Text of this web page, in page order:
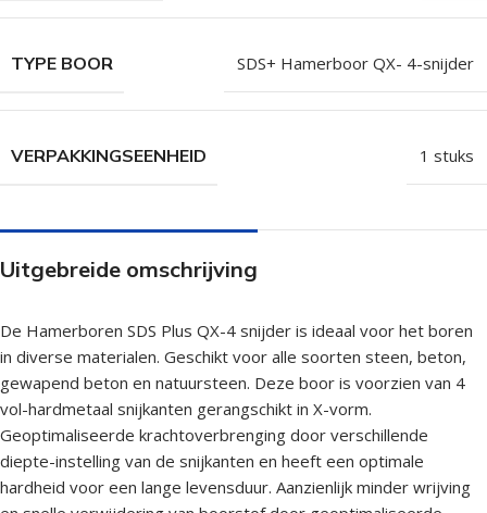
TYPE BOOR SDS+ Hamerboor QX- 4-snijder
VERPAKKINGSEENHEID 1 stuks
Uitgebreide omschrijving
De Hamerboren SDS Plus QX-4 snijder is ideaal voor het boren
in diverse materialen. Geschikt voor alle soorten steen, beton,
gewapend beton en natuursteen. Deze boor is voorzien van 4
vol-hardmetaal snijkanten gerangschikt in X-vorm.
Geoptimaliseerde krachtoverbrenging door verschillende
diepte-instelling van de snijkanten en heeft een optimale
hardheid voor een lange levensduur. Aanzienlijk minder wrijving